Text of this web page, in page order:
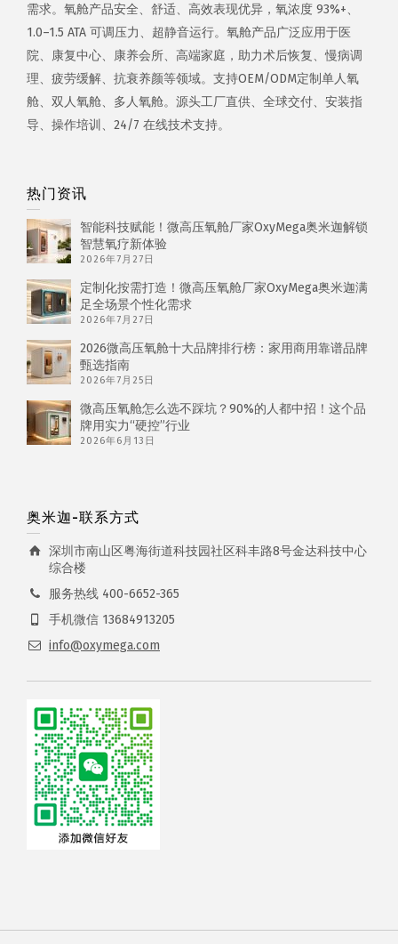
需求。氧舱产品安全、舒适、高效表现优异，氧浓度 93%+、
1.0–1.5 ATA 可调压力、超静音运行。氧舱产品广泛应用于医
院、康复中心、康养会所、高端家庭，助力术后恢复、慢病调
理、疲劳缓解、抗衰养颜等领域。支持OEM/ODM定制单人氧
舱、双人氧舱、多人氧舱。源头工厂直供、全球交付、安装指
导、操作培训、24/7 在线技术支持。
热门资讯
智能科技赋能！微高压氧舱厂家OxyMega奥米迦解锁
智慧氧疗新体验
2026年7月27日
定制化按需打造！微高压氧舱厂家OxyMega奥米迦满
足全场景个性化需求
2026年7月27日
2026微高压氧舱十大品牌排行榜：家用商用靠谱品牌
甄选指南
2026年7月25日
微高压氧舱怎么选不踩坑？90%的人都中招！这个品
牌用实力“硬控”行业
2026年6月13日
奥米迦-联系方式
深圳市南山区粤海街道科技园社区科丰路8号金达科技中心
综合楼
服务热线 400-6652-365
手机微信 13684913205
info@oxymega.com